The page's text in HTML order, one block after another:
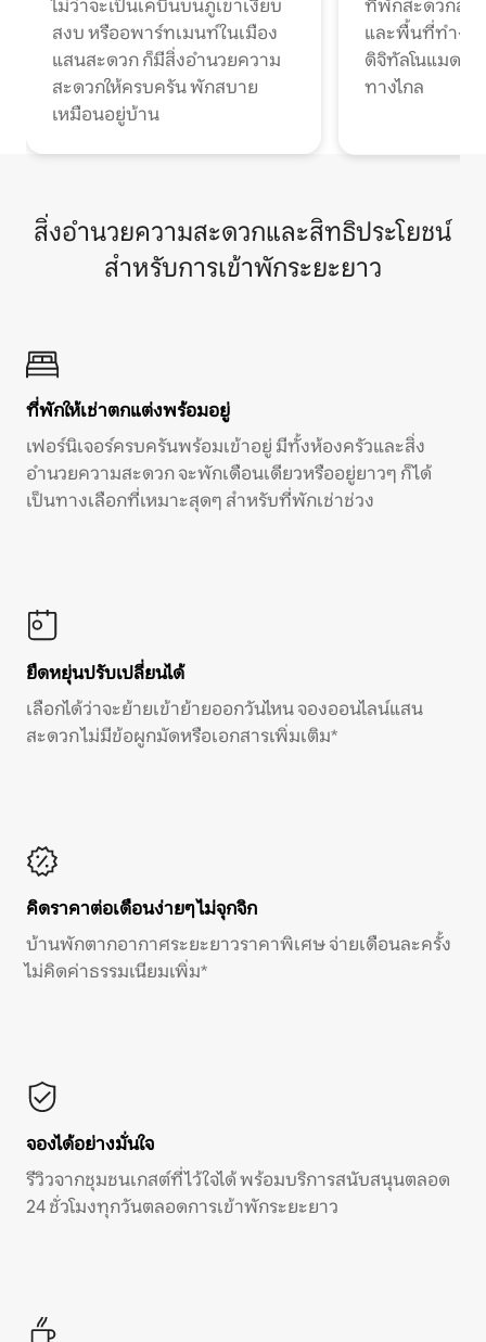
ไม่ว่าจะเป็นเคบินบนภูเขาเงียบ
สงบ หรืออพาร์ทเมนท์ในเมือง
แสนสะดวก ก็มีสิ่งอำนวยความ
สะดวกให้ครบครัน พักสบาย
เหมือนอยู่บ้าน
ที่พักสะดวกสบ
และพื้นที่ทำงา
ดิจิทัลโนแมดแ
ทางไกล
สิ่งอำนวยความสะดวกและสิทธิประโยชน์
สำหรับการเข้าพักระยะยาว
ที่พักให้เช่าตกแต่งพร้อมอยู่
เฟอร์นิเจอร์ครบครันพร้อมเข้าอยู่ มีทั้งห้องครัวและสิ่ง
อำนวยความสะดวก จะพักเดือนเดียวหรืออยู่ยาวๆ ก็ได้
เป็นทางเลือกที่เหมาะสุดๆ สำหรับที่พักเช่าช่วง
ยืดหยุ่นปรับเปลี่ยนได้
เลือกได้ว่าจะย้ายเข้าย้ายออกวันไหน จองออนไลน์แสน
สะดวก ไม่มีข้อผูกมัดหรือเอกสารเพิ่มเติม*
คิดราคาต่อเดือนง่ายๆ ไม่จุกจิก
บ้านพักตากอากาศระยะยาวราคาพิเศษ จ่ายเดือนละครั้ง
ไม่คิดค่าธรรมเนียมเพิ่ม*
จองได้อย่างมั่นใจ
รีวิวจากชุมชนเกสต์ที่ไว้ใจได้ พร้อมบริการสนับสนุนตลอด
24 ชั่วโมงทุกวันตลอดการเข้าพักระยะยาว